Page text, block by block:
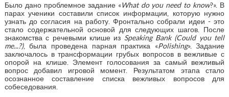
Было дано проблемное задание «What do you need to know?». В
парах ученики составили список информации, которую нужно
узнать до согласия на работу. Фронтально собрали идеи - это
стало содержательной основой для следующих шагов. После
знакомства с речевыми клише из Speaking Bank (Could you tell
me...?), была проведена парная практика «Polishing». Задание
заключалось в трансформации грубых вопросов в вежливые с
опорой на клише. Элемент голосования за самый вежливый
вопрос добавил игровой момент. Результатом этапа стало
осознанное составление списка вежливых вопросов для
собеседования.